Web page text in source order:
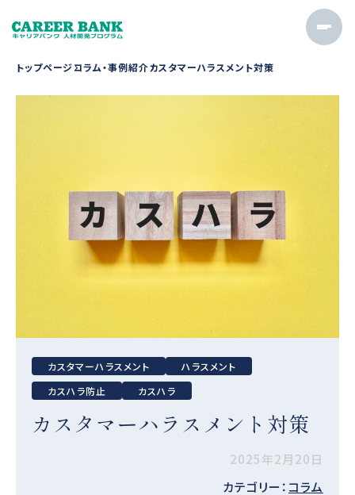
トップページコラム・事例紹介カスタマーハラスメント対策
カスタマーハラスメント
ハラスメント
カスハラ防止
カスハラ
カスタマーハラスメント対策
2025年2月20日
カテゴリー： コラム